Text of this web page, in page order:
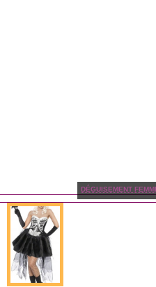
DÉGUISEMENT